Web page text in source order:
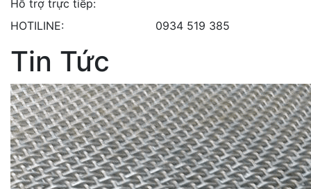
Hỗ trợ trực tiếp:
HOTILINE:
0934 519 385
Tin Tức